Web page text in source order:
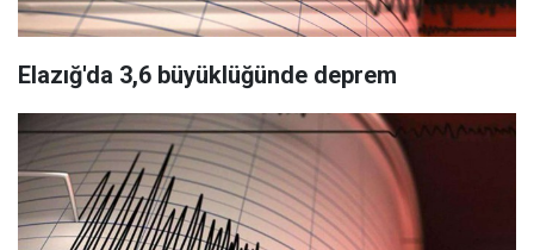
Elazığ'da 3,6 büyüklüğünde deprem